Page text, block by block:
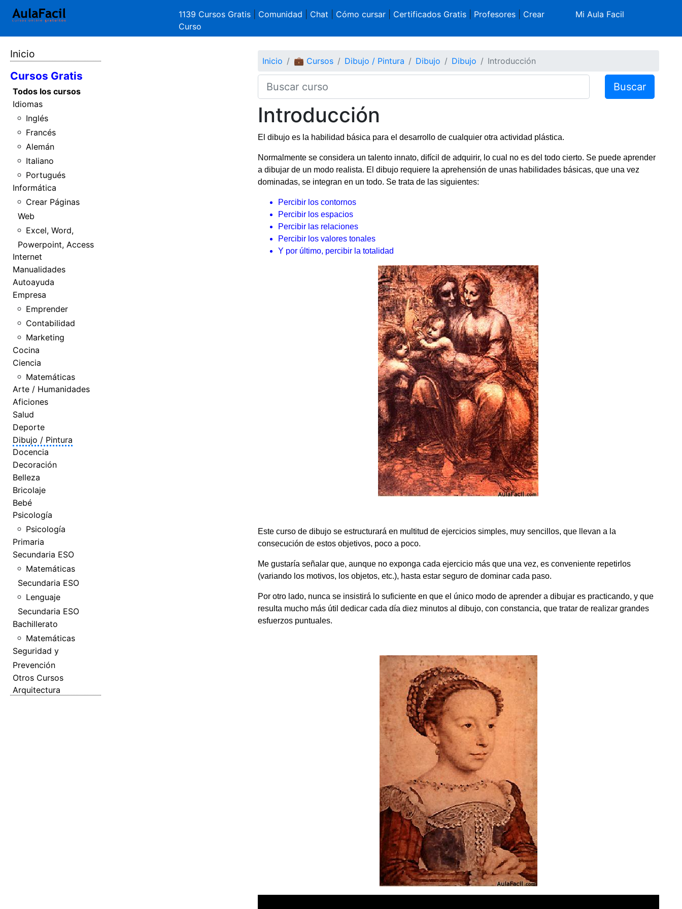
1139 Cursos Gratis Comunidad Chat Cómo cursar| Certificados Gratis| Profesores| Crear
Curso
Mi Aula Facil
Inicio
Cursos Gratis
Todos los cursos
Idiomas
Inglés
Francés
Alemán
Italiano
Portugués
Informática
Crear Páginas
Web
Excel, Word,
Powerpoint, Access
Internet
Manualidades
Autoayuda
Empresa
Emprender
Contabilidad
Marketing
Cocina
Ciencia
Matemáticas
Arte / Humanidades
Aficiones
Salud
Deporte
Dibujo / Pintura
Docencia
Decoración
Belleza
Bricolaje
Bebé
Psicología
Psicología
Primaria
Secundaria ESO
Matemáticas
Secundaria ESO
Lenguaje
Secundaria ESO
Bachillerato
Matemáticas
Seguridad y
Prevención
Otros Cursos
Arquitectura
Inicio 💼 Cursos Dibujo / Pintura Dibujo Dibujo Introducción
Buscar
Introducción
El dibujo es la habilidad básica para el desarrollo de cualquier otra actividad plástica.
Normalmente se considera un talento innato, difícil de adquirir, lo cual no es del todo cierto. Se puede aprender
a dibujar de un modo realista. El dibujo requiere la aprehensión de unas habilidades básicas, que una vez
dominadas, se integran en un todo. Se trata de las siguientes:
Percibir los contornos
Percibir los espacios
Percibir las relaciones
Percibir los valores tonales
Y por último, percibir la totalidad
Este curso de dibujo se estructurará en multitud de ejercicios simples, muy sencillos, que llevan a la
consecución de estos objetivos, poco a poco.
Me gustaría señalar que, aunque no exponga cada ejercicio más que una vez, es conveniente repetirlos
(variando los motivos, los objetos, etc.), hasta estar seguro de dominar cada paso.
Por otro lado, nunca se insistirá lo suficiente en que el único modo de aprender a dibujar es practicando, y que
resulta mucho más útil dedicar cada día diez minutos al dibujo, con constancia, que tratar de realizar grandes
esfuerzos puntuales.